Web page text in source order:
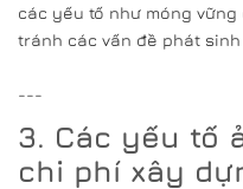
các yếu tố như móng
tránh các vấn đề phát
---
3. Các yếu tố
chi phí xây